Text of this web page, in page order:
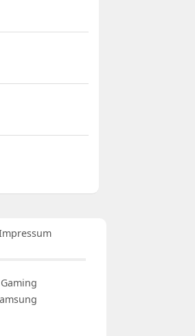
Gaming